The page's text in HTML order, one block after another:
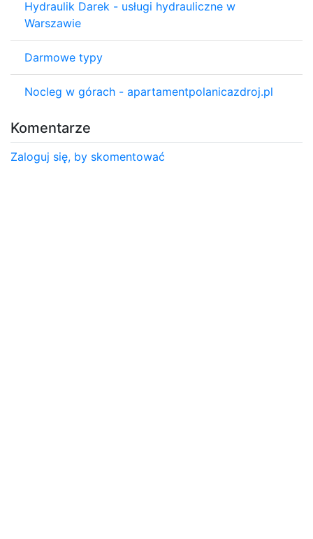
Hydraulik Darek - usługi hydrauliczne w
Warszawie
Darmowe typy
Nocleg w górach - apartamentpolanicazdroj.pl
Komentarze
Zaloguj się, by skomentować